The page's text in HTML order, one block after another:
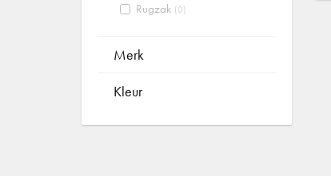
Rugzak (0)
Merk
Kleur